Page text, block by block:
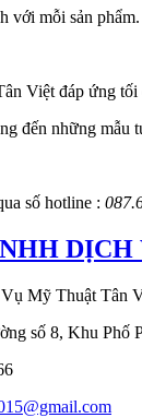
với mỗi sản
Việt đáp ứng
đến những mẫu
số hotline :
Mỹ Thuật Tân
số 8, Khu Phố